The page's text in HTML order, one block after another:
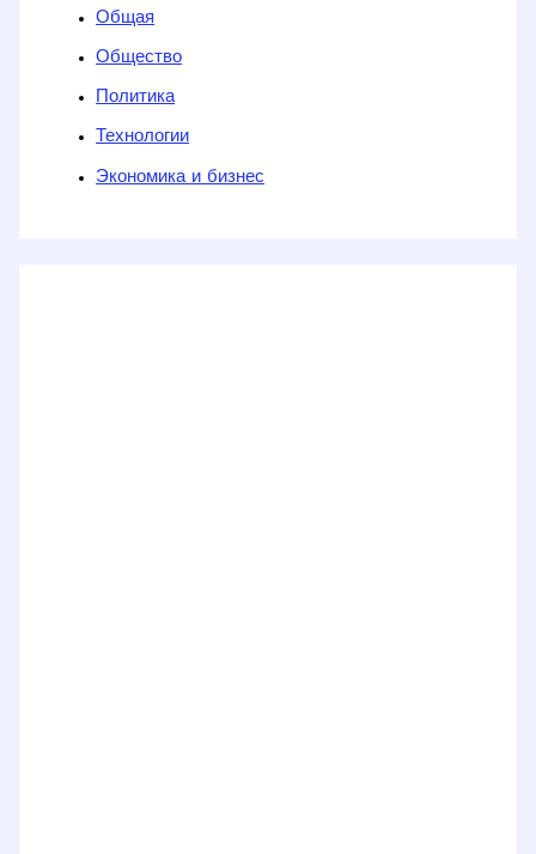
Общая
Общество
Политика
Технологии
Экономика и бизнес